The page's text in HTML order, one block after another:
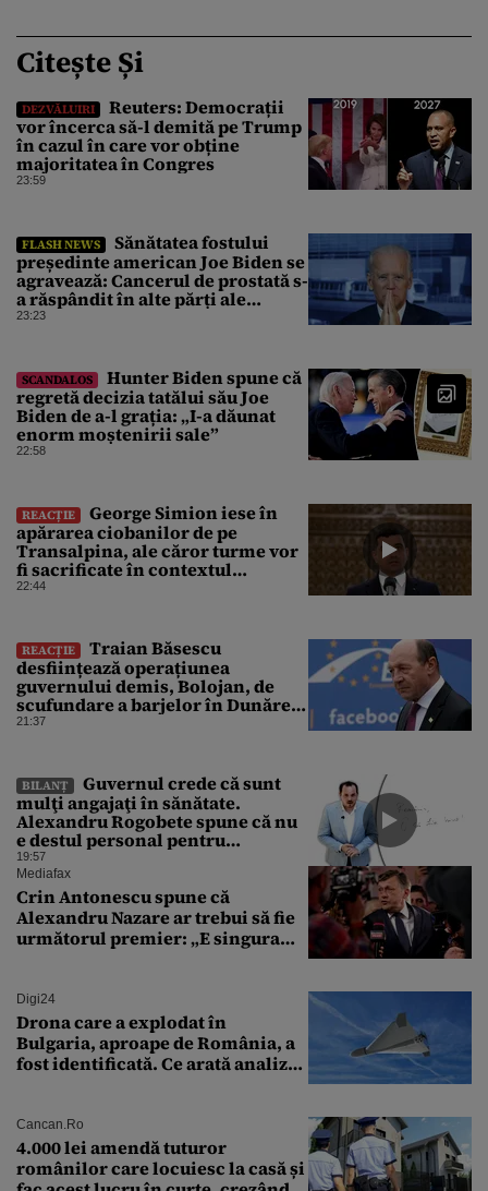
Citește Și
DEZVĂLUIRI
Reuters: Democrații
vor încerca să-l demită pe Trump
în cazul în care vor obține
majoritatea în Congres
23:59
FLASH NEWS
Sănătatea fostului
președinte american Joe Biden se
agravează: Cancerul de prostată s-
a răspândit în alte părți ale
corpului
23:23
SCANDALOS
Hunter Biden spune că
regretă decizia tatălui său Joe
Biden de a-l grația: „I-a dăunat
enorm moștenirii sale”
22:58
REACȚIE
George Simion iese în
apărarea ciobanilor de pe
Transalpina, ale căror turme vor
fi sacrificate în contextul
focarului de variolă ovină
22:44
REACȚIE
Traian Băsescu
desființează operațiunea
guvernului demis, Bolojan, de
scufundare a barjelor în Dunăre:
„Este o improvizație”
21:37
BILANȚ
Guvernul crede că sunt
mulţi angajaţi în sănătate.
Alexandru Rogobete spune că nu
e destul personal pentru
combaterea infecţiilor
nosocomiale
19:57
Mediafax
Crin Antonescu spune că
Alexandru Nazare ar trebui să fie
următorul premier: „E singura
Digi24
Drona care a explodat în
Bulgaria, aproape de România, a
fost identificată. Ce arată analiza
Cancan.ro
4.000 lei amendă tuturor
românilor care locuiesc la casă și